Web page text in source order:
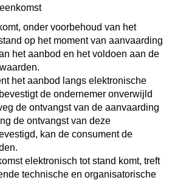
onder voorbehoud van het
op het moment van aanvaarding
het aanbod en het voldoen aan de
het aanbod langs elektronische
de ondernemer onverwijld
de ontvangst van de aanvaarding
de ontvangst van deze
kan de consument de
elektronisch tot stand komt, treft
technische en organisatorische